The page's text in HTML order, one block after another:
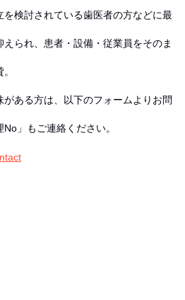
検討されている歯医者の方などに最
患者・設備・従業員をそのま
ある方は、以下のフォームよりお問
」もご連絡ください。